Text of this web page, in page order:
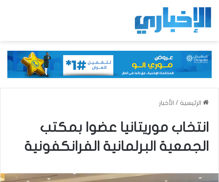
الرئيسية / الأخبار
انتخاب موريتانيا عضوا بمكتب
الجمعية البرلمانية الفرانكفونية